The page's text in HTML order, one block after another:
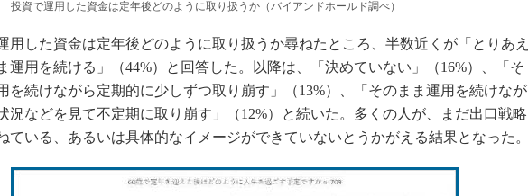
投資で運用した資金は定年後どのように取り扱うか（バイアンドホールド調べ）
した資金は定年後どのように取り扱うか尋ねたところ、半数近くが「とりあえ
運用を続ける」（44%）と回答した。以降は、「決めていない」（16%）、「そ
を続けながら定期的に少しずつ取り崩す」（13%）、「そのまま運用を続けなが
況などを見て不定期に取り崩す」（12%）と続いた。多くの人が、まだ出口戦略
ている、あるいは具体的なイメージができていないとうかがえる結果となった。